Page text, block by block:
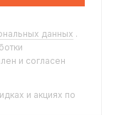
данных .
и согласен
и акциях по